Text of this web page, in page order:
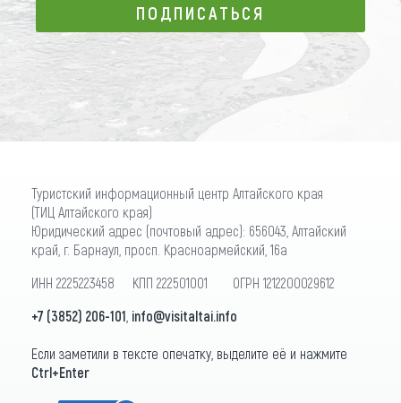
ПОДПИСАТЬСЯ
ПОДПИСАТЬСЯ
Туристский информационный центр Алтайского края
(ТИЦ Алтайского края)
Юридический адрес (почтовый адрес): 656043, Алтайский
край, г. Барнаул, просп. Красноармейский, 16а
ИНН 2225223458 КПП 222501001 ОГРН 1212200029612
+7 (3852) 206-101 info@visitaltai.info
Если заметили в тексте опечатку, выделите её и нажмите
Ctrl+Enter